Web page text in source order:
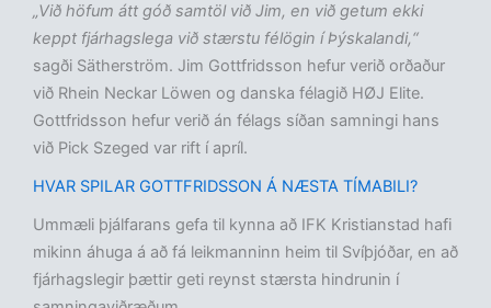
„Við höfum átt góð samtöl við Jim, en við getum ekki
keppt fjárhagslega við stærstu félögin í Þýskalandi,“
sagði Sätherström. Jim Gottfridsson hefur verið orðaður
við Rhein Neckar Löwen og danska félagið HØJ Elite.
Gottfridsson hefur verið án félags síðan samningi hans
við Pick Szeged var rift í apríl.
HVAR SPILAR GOTTFRIDSSON Á NÆSTA TÍMABILI?
Ummæli þjálfarans gefa til kynna að IFK Kristianstad hafi
mikinn áhuga á að fá leikmanninn heim til Svíþjóðar, en að
fjárhagslegir þættir geti reynst stærsta hindrunin í